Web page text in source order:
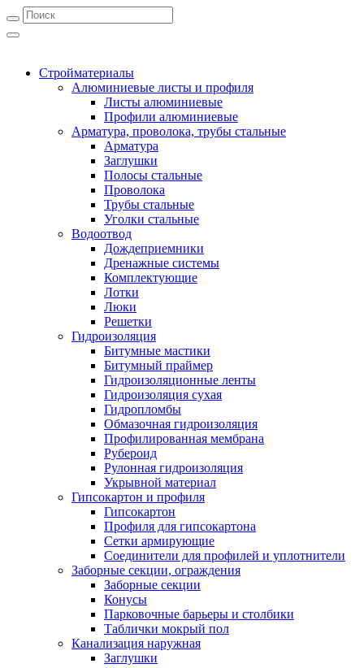
Стройматериалы
Алюминиевые листы и профиля
Листы алюминиевые
Профили алюминиевые
Арматура, проволока, трубы стальные
Арматура
Заглушки
Полосы стальные
Проволока
Трубы стальные
Уголки стальные
Водоотвод
Дождеприемники
Дренажные системы
Комплектующие
Лотки
Люки
Решетки
Гидроизоляция
Битумные мастики
Битумный праймер
Гидроизоляционные ленты
Гидроизоляция сухая
Гидропломбы
Обмазочная гидроизоляция
Профилированная мембрана
Рубероид
Рулонная гидроизоляция
Укрывной материал
Гипсокартон и профиля
Гипсокартон
Профиля для гипсокартона
Сетки армирующие
Соединители для профилей и уплотнители
Заборные секции, ограждения
Заборные секции
Конусы
Парковочные барьеры и столбики
Таблички мокрый пол
Канализация наружная
Заглушки